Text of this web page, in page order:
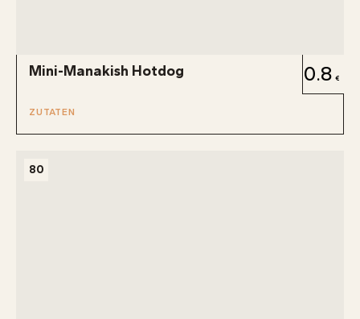
Mini-Manakish Hotdog 0.8
ZUTATEN
80